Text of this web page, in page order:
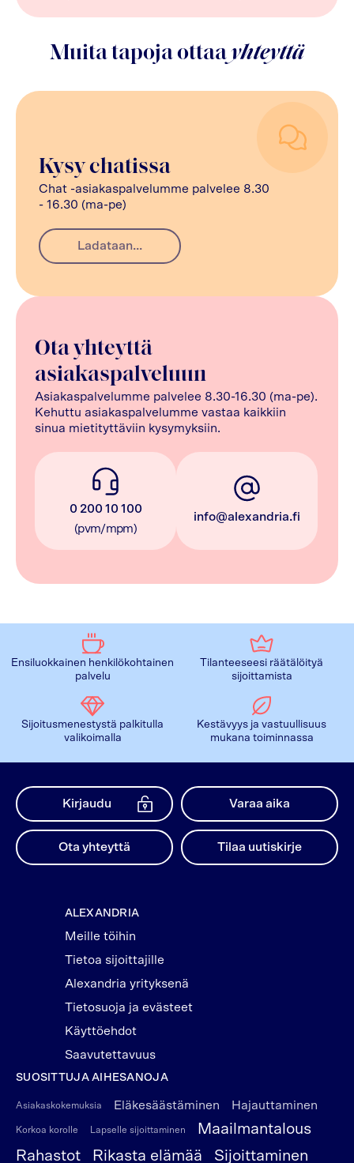
Muita tapoja ottaayhteyttä
Ota yhteyttä
asiakaspalveluun
Asiakaspalvelumme palvelee 8.30-16.30 (ma-pe).
Kehuttu asiakaspalvelumme vastaa kaikkiin
sinua mietityttäviin kysymyksiin.
0 200 10 100
(pvm/mpm)
info@alexandria.fi
Kysy chatissa
Chat -asiakaspalvelumme palvelee 8.30
- 16.30 (ma-pe)
Ladataan...
Ensiluokkainen henkilökohtainen
palvelu
Tilanteeseesi räätälöityä
sijoittamista
Sijoitusmenestystä palkitulla
valikoimalla
Kestävyys ja vastuullisuus
mukana toiminnassa
Kirjaudu Varaa aika
Ota yhteyttä Tilaa uutiskirje
ALEXANDRIA
Meille töihin
Tietoa sijoittajille
Alexandria yrityksenä
Tietosuoja ja evästeet
Käyttöehdot
Saavutettavuus
SUOSITTUJA AIHESANOJA
Asiakaskokemuksia Eläkesäästäminen Hajauttaminen
Korkoa korolle Lapselle sijoittaminen
Maailmantalous
Rahastot
Rikasta elämää Sijoittaminen